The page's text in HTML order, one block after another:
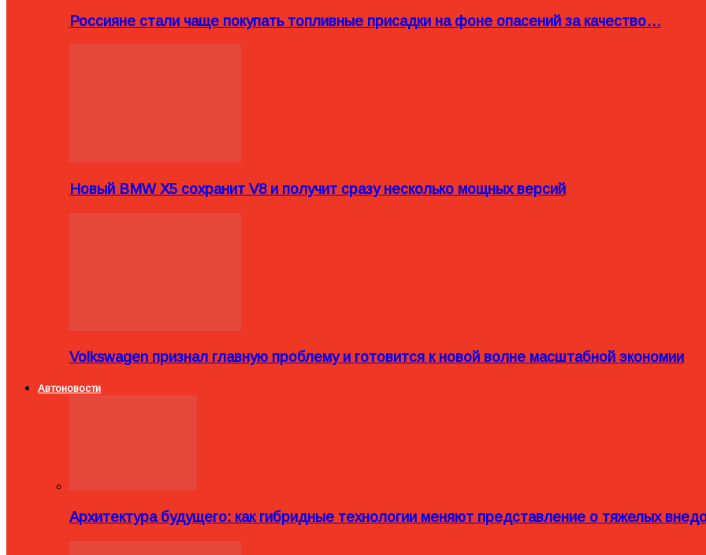
Россияне стали чаще покупать топливные присадки на фоне опасений за качество…
Новый BMW X5 сохранит V8 и получит сразу несколько мощных версий
Volkswagen признал главную проблему и готовится к новой волне масштабной экономии
Автоновости
Архитектура будущего: как гибридные технологии меняют представление о тяжелых